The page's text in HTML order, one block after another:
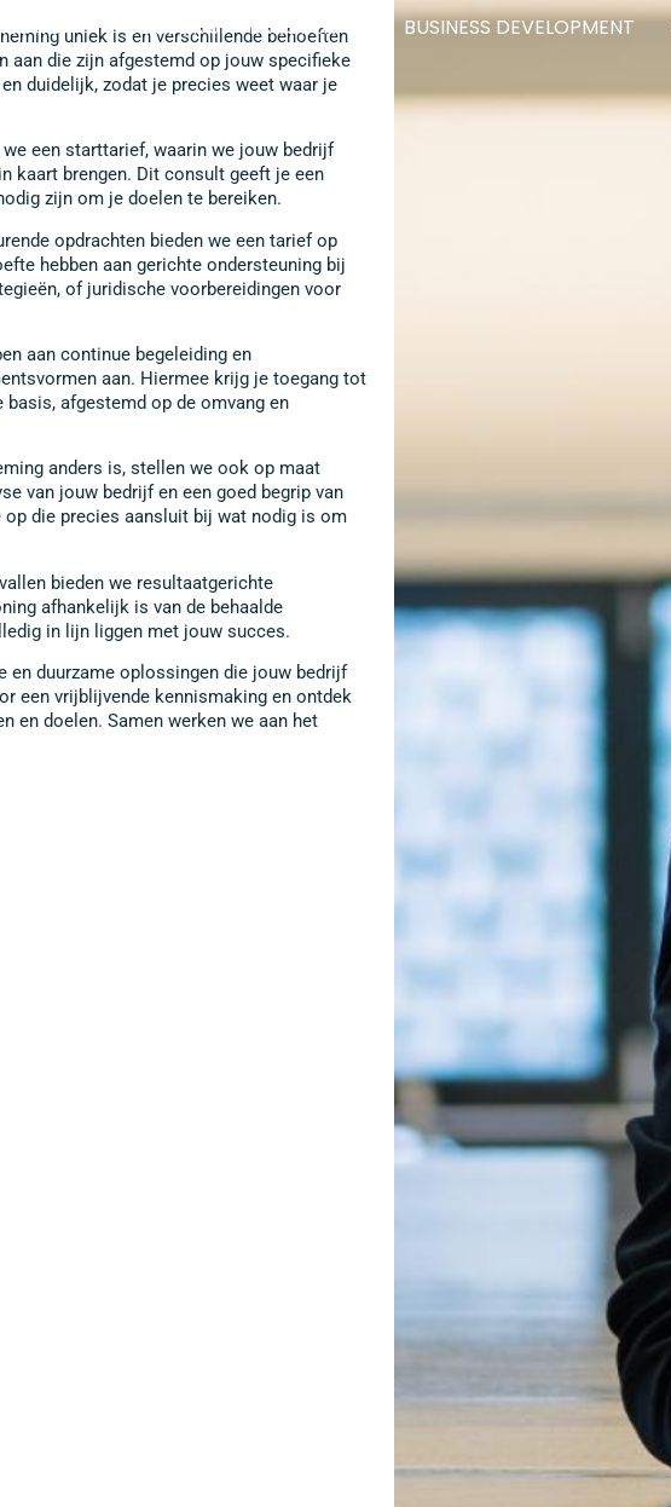
JE BEDRIJF VERKOPEN BUSINESS DEVELOPMENT
uniek is en verschillende behoeften
aan die zijn afgestemd op jouw specifieke
duidelijk, zodat je precies weet waar je
een starttarief, waarin we jouw bedrijf
kaart brengen. Dit consult geeft je een
zijn om je doelen te bereiken.
opdrachten bieden we een tarief op
hebben aan gerichte ondersteuning bij
of juridische voorbereidingen voor
aan continue begeleiding en
aan. Hiermee krijg je toegang tot
afgestemd op de omvang en
anders is, stellen we ook op maat
van jouw bedrijf en een goed begrip van
die precies aansluit bij wat nodig is om
bieden we resultaatgerichte
afhankelijk is van de behaalde
in lijn liggen met jouw succes.
en duurzame oplossingen die jouw bedrijf
een vrijblijvende kennismaking en ontdek
en doelen. Samen werken we aan het